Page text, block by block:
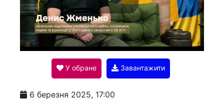
P
l
a
У обране Завантажити
6 березня 2025, 17:00